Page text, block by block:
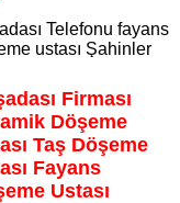
Telefonu fayans
ustası Şahinler
gibi işleyen
özel hizmet
Firması
Döşeme
Taş Döşeme
Fayans
Ustası